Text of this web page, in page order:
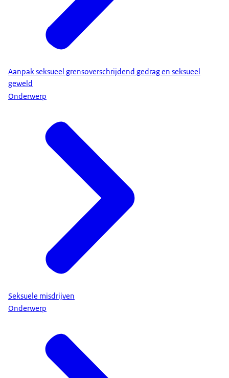
Aanpak seksueel grensoverschrijdend gedrag en seksueel
geweld
Onderwerp
Seksuele misdrijven
Onderwerp